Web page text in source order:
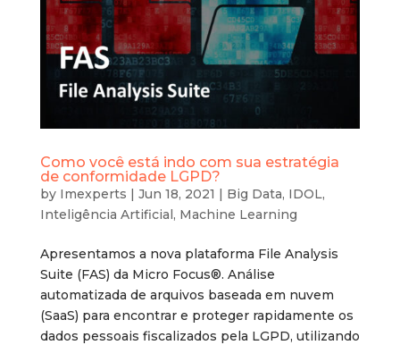
Como você está indo com sua estratégia
de conformidade LGPD?
by Imexperts | Jun 18, 2021 | Big Data, IDOL,
Inteligência Artificial, Machine Learning
Apresentamos a nova plataforma File Analysis
Suite (FAS) da Micro Focus®. Análise
automatizada de arquivos baseada em nuvem
(SaaS) para encontrar e proteger rapidamente os
dados pessoais fiscalizados pela LGPD, utilizando